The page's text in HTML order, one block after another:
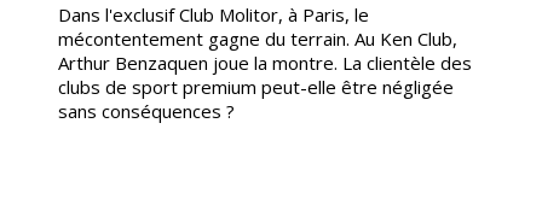
Dans l'exclusif Club Molitor, à Paris, le
mécontentement gagne du terrain. Au Ken Club,
Arthur Benzaquen joue la montre. La clientèle des
clubs de sport premium peut-elle être négligée
sans conséquences ?